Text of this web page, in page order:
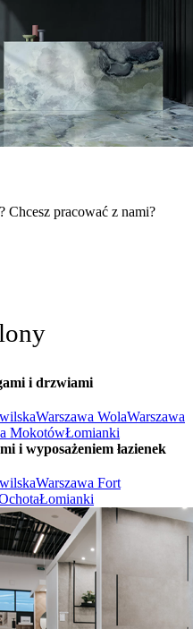
Chcesz pracować z nami?
i drzwiami
Warszawa WolaWarszawa
MokotówŁomianki
i wyposażeniem łazienek
Warszawa Fort
Łomianki